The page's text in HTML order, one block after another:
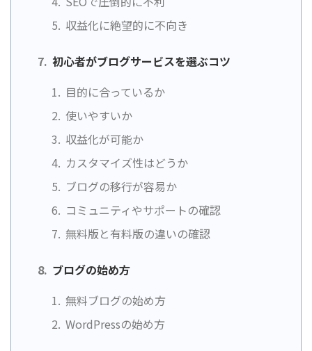
収益化に絶望的に不向き
初心者がブログサービスを選ぶコツ
目的に合っているか
使いやすいか
収益化が可能か
カスタマイズ性はどうか
ブログの移行が容易か
コミュニティやサポートの確認
無料版と有料版の違いの確認
ブログの始め方
無料ブログの始め方
WordPressの始め方